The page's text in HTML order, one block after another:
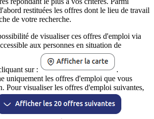
restituées les offres dont le lieu de travail
de votre recherche.
de visualiser ces offres d'emploi via
aux personnes en situation de
sur :
.
uniquement les offres d'emploi que vous
Pour visualiser les offres d'emploi suivantes,